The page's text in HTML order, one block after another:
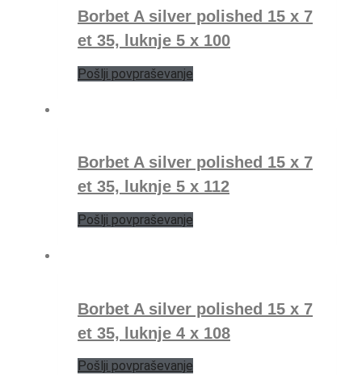
Borbet A silver polished 15 x 7
et 35, luknje 5 x 100
Pošlji povpraševanje
Borbet A silver polished 15 x 7
et 35, luknje 5 x 112
Pošlji povpraševanje
Borbet A silver polished 15 x 7
et 35, luknje 4 x 108
Pošlji povpraševanje